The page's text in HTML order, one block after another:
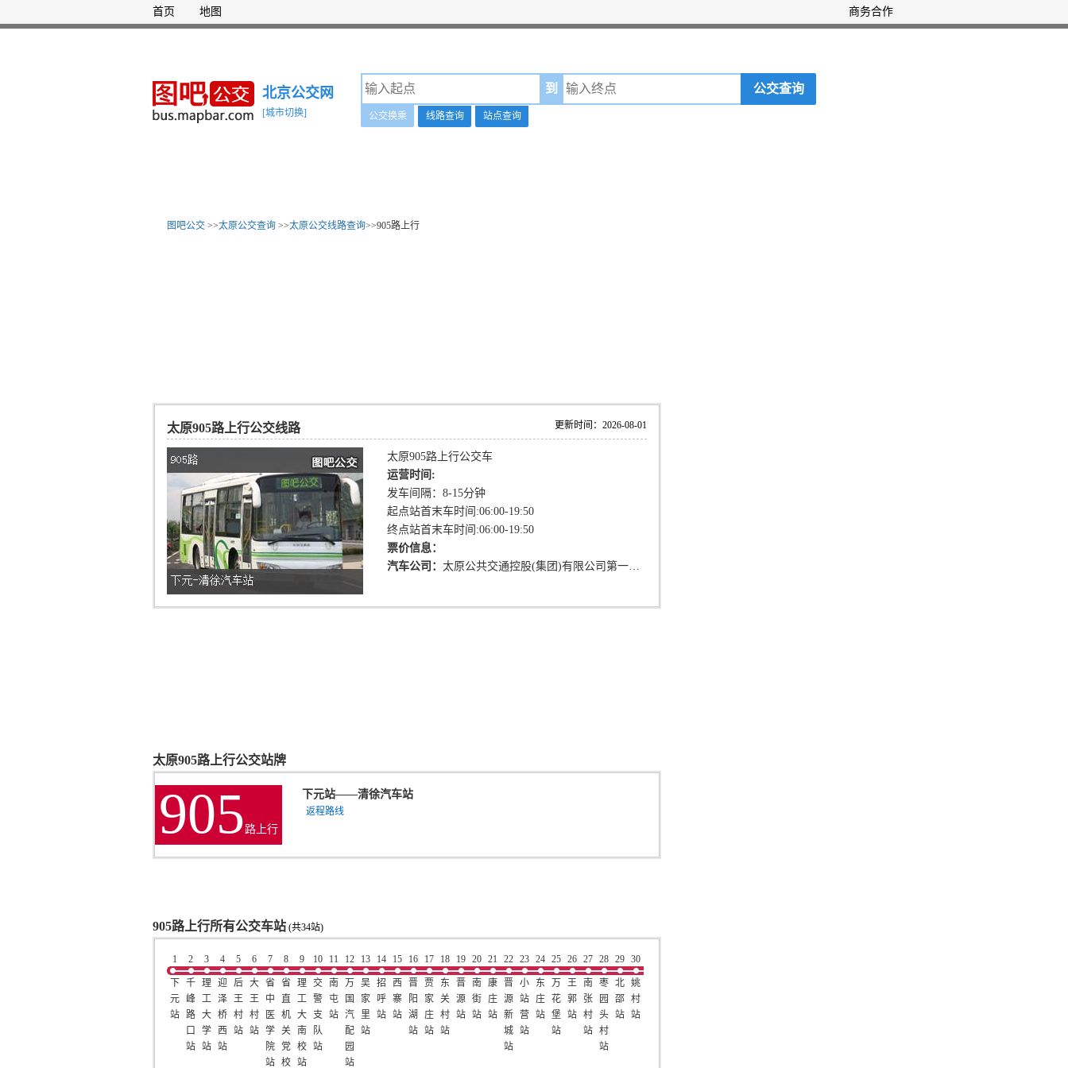
首页 地图 商务合作
北京公交网
[城市切换]
到 公交查询
公交换乘 线路查询 站点查询
图吧公交 >>太原公交查询 >>太原公交线路查询>>905路上行
更新时间：2026-08-01
太原905路上行公交线路
太原905路上行公交车
运营时间:
发车间隔：8-15分钟
起点站首末车时间:06:00-19:50
终点站首末车时间:06:00-19:50
票价信息：
汽车公司： 太原公共交通控股(集团)有限公司第一汽车分公司
太原905路上行公交站牌
905 路上行
下元站——清徐汽车站
返程路线
905路上行所有公交车站 (共34站)
1
下
元
站
2
千
峰
路
口
站
3
理
工
大
学
站
4
迎
泽
桥
西
站
5
后
王
村
站
6
大
王
村
站
7
省
中
医
学
院
站
8
省
直
机
关
党
校
9
理
工
大
南
校
站
10
交
警
支
队
站
11
南
屯
站
12
万
国
汽
配
园
站
13
吴
家
里
站
14
招
呼
站
15
西
寨
站
16
晋
阳
湖
站
17
贾
家
庄
站
18
东
关
村
站
19
晋
源
站
20
南
街
站
21
康
庄
站
22
晋
源
新
城
站
23
小
站
营
站
24
东
庄
站
25
万
花
堡
站
26
王
郭
站
27
南
张
村
站
28
枣
园
头
村
站
29
北
邵
站
30
姚
村
站